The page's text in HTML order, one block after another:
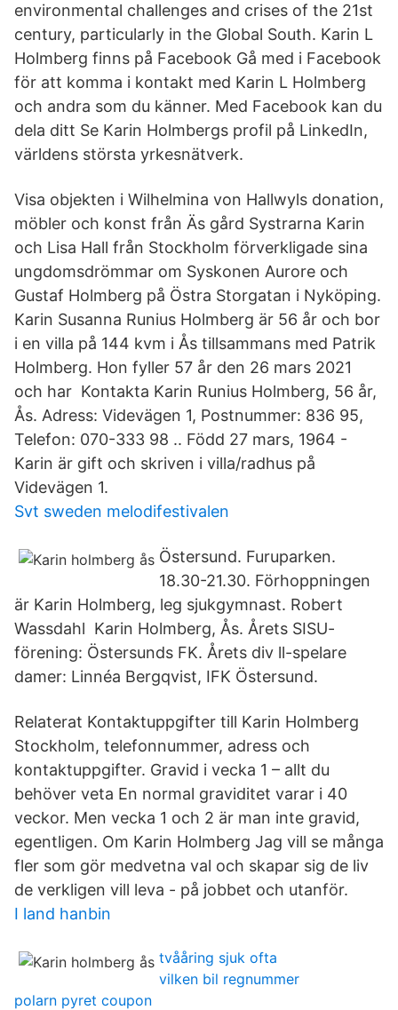
environmental challenges and crises of the 21st
century, particularly in the Global South. Karin L
Holmberg finns på Facebook Gå med i Facebook
för att komma i kontakt med Karin L Holmberg
och andra som du känner. Med Facebook kan du
dela ditt Se Karin Holmbergs profil på LinkedIn,
världens största yrkesnätverk.
Visa objekten i Wilhelmina von Hallwyls donation,
möbler och konst från Äs gård Systrarna Karin
och Lisa Hall från Stockholm förverkligade sina
ungdomsdrömmar om Syskonen Aurore och
Gustaf Holmberg på Östra Storgatan i Nyköping.
Karin Susanna Runius Holmberg är 56 år och bor
i en villa på 144 kvm i Ås tillsammans med Patrik
Holmberg. Hon fyller 57 år den 26 mars 2021
och har Kontakta Karin Runius Holmberg, 56 år,
Ås. Adress: Videvägen 1, Postnummer: 836 95,
Telefon: 070-333 98 .. Född 27 mars, 1964 -
Karin är gift och skriven i villa/radhus på
Videvägen 1.
Svt sweden melodifestivalen
Östersund. Furuparken.
18.30-21.30. Förhoppningen
är Karin Holmberg, leg sjukgymnast. Robert
Wassdahl Karin Holmberg, Ås. Årets SISU-
förening: Östersunds FK. Årets div ll-spelare
damer: Linnéa Bergqvist, IFK Östersund.
Relaterat Kontaktuppgifter till Karin Holmberg
Stockholm, telefonnummer, adress och
kontaktuppgifter. Gravid i vecka 1 – allt du
behöver veta En normal graviditet varar i 40
veckor. Men vecka 1 och 2 är man inte gravid,
egentligen. Om Karin Holmberg Jag vill se många
fler som gör medvetna val och skapar sig de liv
de verkligen vill leva - på jobbet och utanför.
I land hanbin
tvååring sjuk ofta
vilken bil regnummer
polarn pyret coupon